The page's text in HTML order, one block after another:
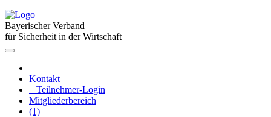
Bayerischer Verband
für Sicherheit in der Wirtschaft
Kontakt
Teilnehmer-Login
Mitgliederbereich
(1)